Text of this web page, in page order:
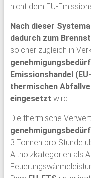
nicht dem EU-
Nach dieser
dadurch zum
solcher zugleich in
Emissionshandel
thermischen
eingesetzt wird.
Die thermische
3 Tonnen pro Stunde
Altholzkategorien als